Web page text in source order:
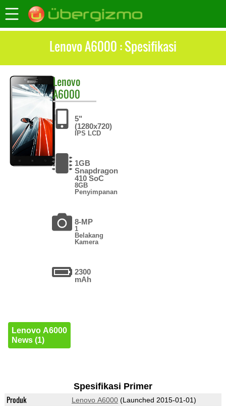
Lenovo A6000 : Spesifikasi
Lenovo
A6000
5"
(1280x720)
IPS LCD
1GB
Snapdragon
410 SoC
8GB
Penyimpanan
8-MP
1
Belakang
Kamera
2300
mAh
Lenovo A6000
News (1)
Spesifikasi Primer
Produk Lenovo A6000(Launched 2015-01-01)